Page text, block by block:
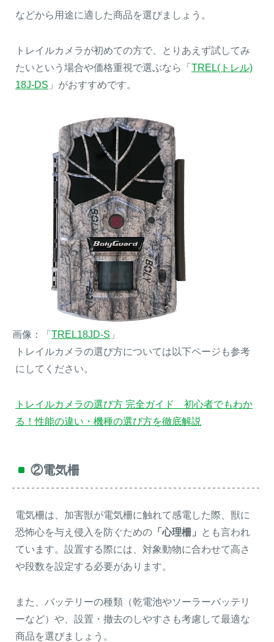
などから用途に適した商品を選びましょう。
トレイルカメラが初めての方で、とりあえず試してみ
たいという場合や価格重視で選ぶなら「 TREL(トレル)
18J-DS 」がおすすめです。
画像：「 TREL18JD-S 」
トレイルカメラの選び方については以下ページも参考
にしてください。
トレイルカメラの選び方 完全ガイド 初心者でもわか
る！性能の違い・機種の選び方を徹底解説
②電気柵
電気柵は、加害獣が電気柵に触れて感電した際、獣に
恐怖心を与え侵入を防ぐための 「心理柵」
とも言われ
ています。設置する際には、対象動物に合わせて高さ
や段数を設定する必要があります。
また、バッテリーの種類（乾電池やソーラーバッテリ
ーなど）や、設置・撤去のしやすさも考慮して最適な
商品を選びましょう。